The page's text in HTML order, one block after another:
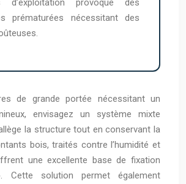
prématurées nécessitant des
de grande portée nécessitant un
envisagez un système mixte
la structure tout en conservant la
bois, traités contre l’humidité et
une excellente base de fixation
Cette solution permet également